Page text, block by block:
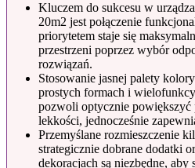
Kluczem do sukcesu w
20m2 jest połączenie
priorytetem staje się
przestrzeni poprzez wybór
rozwiązań.
Stosowanie jasnej palety
prostych formach i
pozwoli optycznie powiększyć
lekkości, jednocześnie
Przemyślane rozmieszczenie
strategicznie dobrane dodatki
dekoracjach są niezbędne,